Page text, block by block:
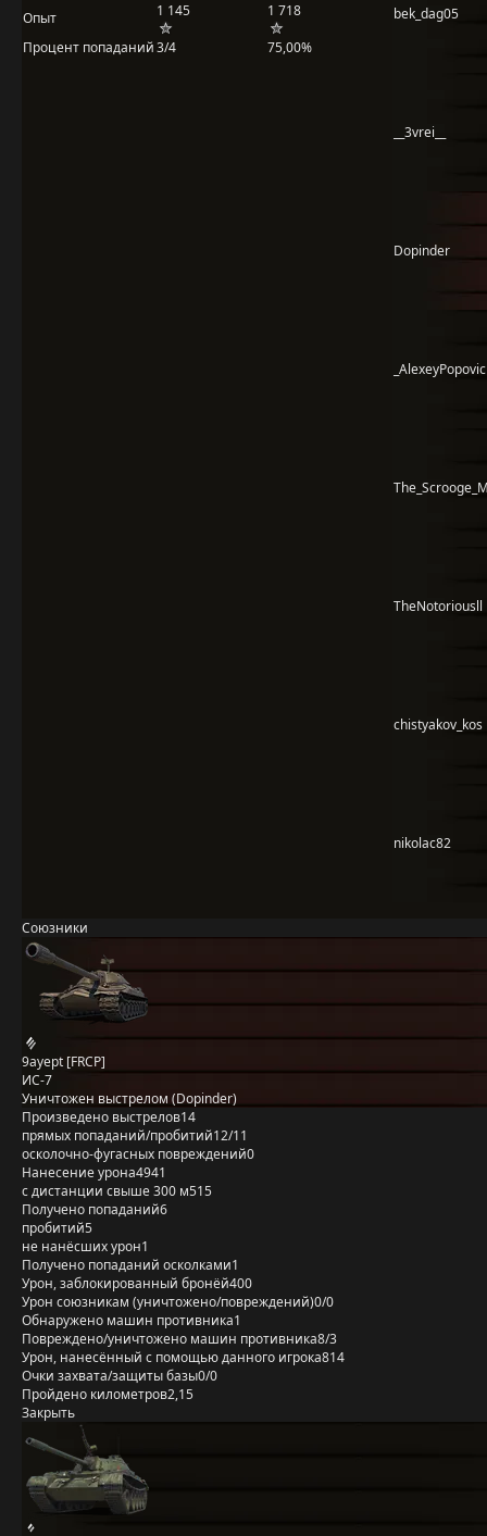
Опыт 1 145
1 718
Процент попаданий3/4 75,00%
bek_dag05
__3vrei__
Dopinder
TheNotoriousll
chistyakov_kos
nikolac82
Союзники
9ayept [FRCP]
ИС-7
Уничтожен выстрелом (Dopinder)
Произведено выстрелов14
прямых попаданий/пробитий12/11
осколочно-фугасных повреждений0
Нанесение урона4941
с дистанции свыше 300 м515
Получено попаданий6
пробитий5
не нанёсших урон1
Получено попаданий осколками1
Урон, заблокированный бронёй400
Урон союзникам (уничтожено/повреждений)0/0
Обнаружено машин противника1
Повреждено/уничтожено машин противника8/3
Урон, нанесённый с помощью данного игрока814
Очки захвата/защиты базы0/0
Пройдено километров2,15
Закрыть